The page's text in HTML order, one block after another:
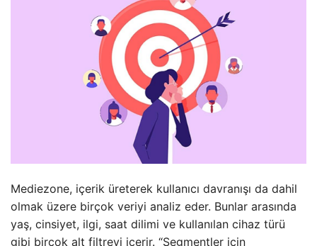
Mediezone, içerik üreterek kullanıcı davranışı da dahil
olmak üzere birçok veriyi analiz eder. Bunlar arasında
yaş, cinsiyet, ilgi, saat dilimi ve kullanılan cihaz türü
gibi birçok alt filtreyi içerir. “Segmentler için